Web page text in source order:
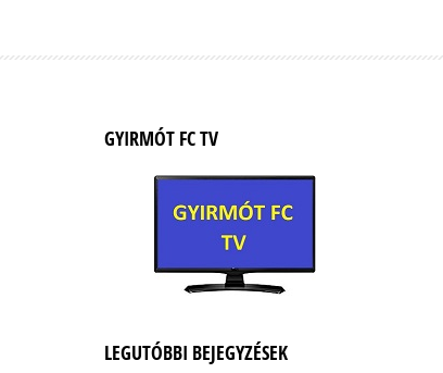
GYIRMÓT FC TV
LEGUTÓBBI BEJEGYZÉSEK